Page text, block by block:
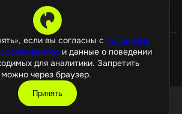
если вы согласны с условиями
файлов и данные о поведении
для аналитики. Запретить
через браузер.
Принять